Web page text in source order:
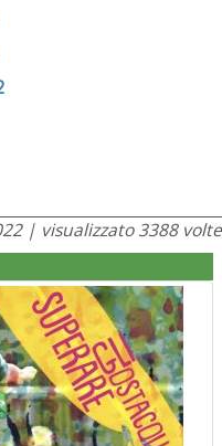
| visualizzato 3388 volte